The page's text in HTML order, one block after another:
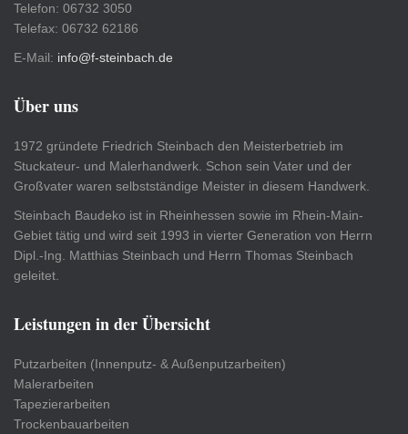
Telefon: 06732 3050
Telefax: 06732 62186
E-Mail: info@f-steinbach.de
Über uns
1972 gründete Friedrich Steinbach den Meisterbetrieb im
Stuckateur- und Malerhandwerk. Schon sein Vater und der
Großvater waren selbstständige Meister in diesem Handwerk.
Steinbach Baudeko ist in Rheinhessen sowie im Rhein-Main-
Gebiet tätig und wird seit 1993 in vierter Generation von Herrn
Dipl.-Ing. Matthias Steinbach und Herrn Thomas Steinbach
geleitet.
Leistungen in der Übersicht
Putzarbeiten (Innenputz- & Außenputzarbeiten)
Malerarbeiten
Tapezierarbeiten
Trockenbauarbeiten